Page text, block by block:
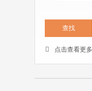
点击查看更